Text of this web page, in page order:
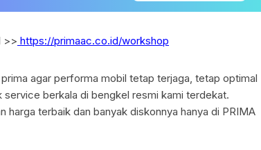
>> https://primaac.co.id/workshop
agar performa mobil tetap terjaga, tetap optimal
service berkala di bengkel resmi kami terdekat.
harga terbaik dan banyak diskonnya hanya di PRIMA